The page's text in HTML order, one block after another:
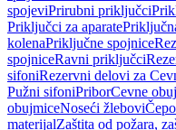
spojeviPrirubni priključci
Priključci za aparate
kolenaPriključne spojnice
spojniceRavni priključci
sifoniRezervni delovi za
Pužni sifoniPriborCevne
obujmiceNoseći žlebovi
materijalZaštita od požara,